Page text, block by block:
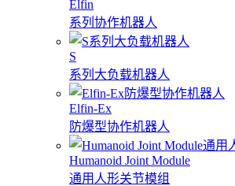
Elfin
系列协作机器人
S
系列大负载机器人
Elfin-Ex
防爆型协作机器人
Humanoid Joint Module
通用人形关节模组